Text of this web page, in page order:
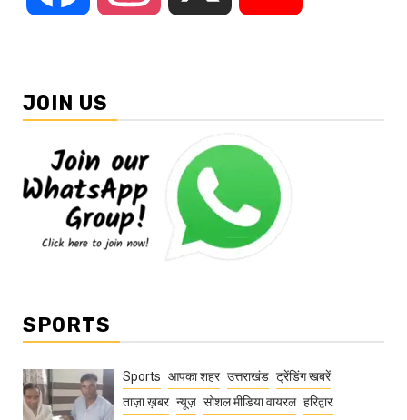
JOIN US
SPORTS
Sports आपका शहर उत्तराखंड ट्रेंडिंग खबरें
ताज़ा ख़बर न्यूज़ सोशल मीडिया वायरल हरिद्वार